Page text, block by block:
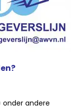
andere